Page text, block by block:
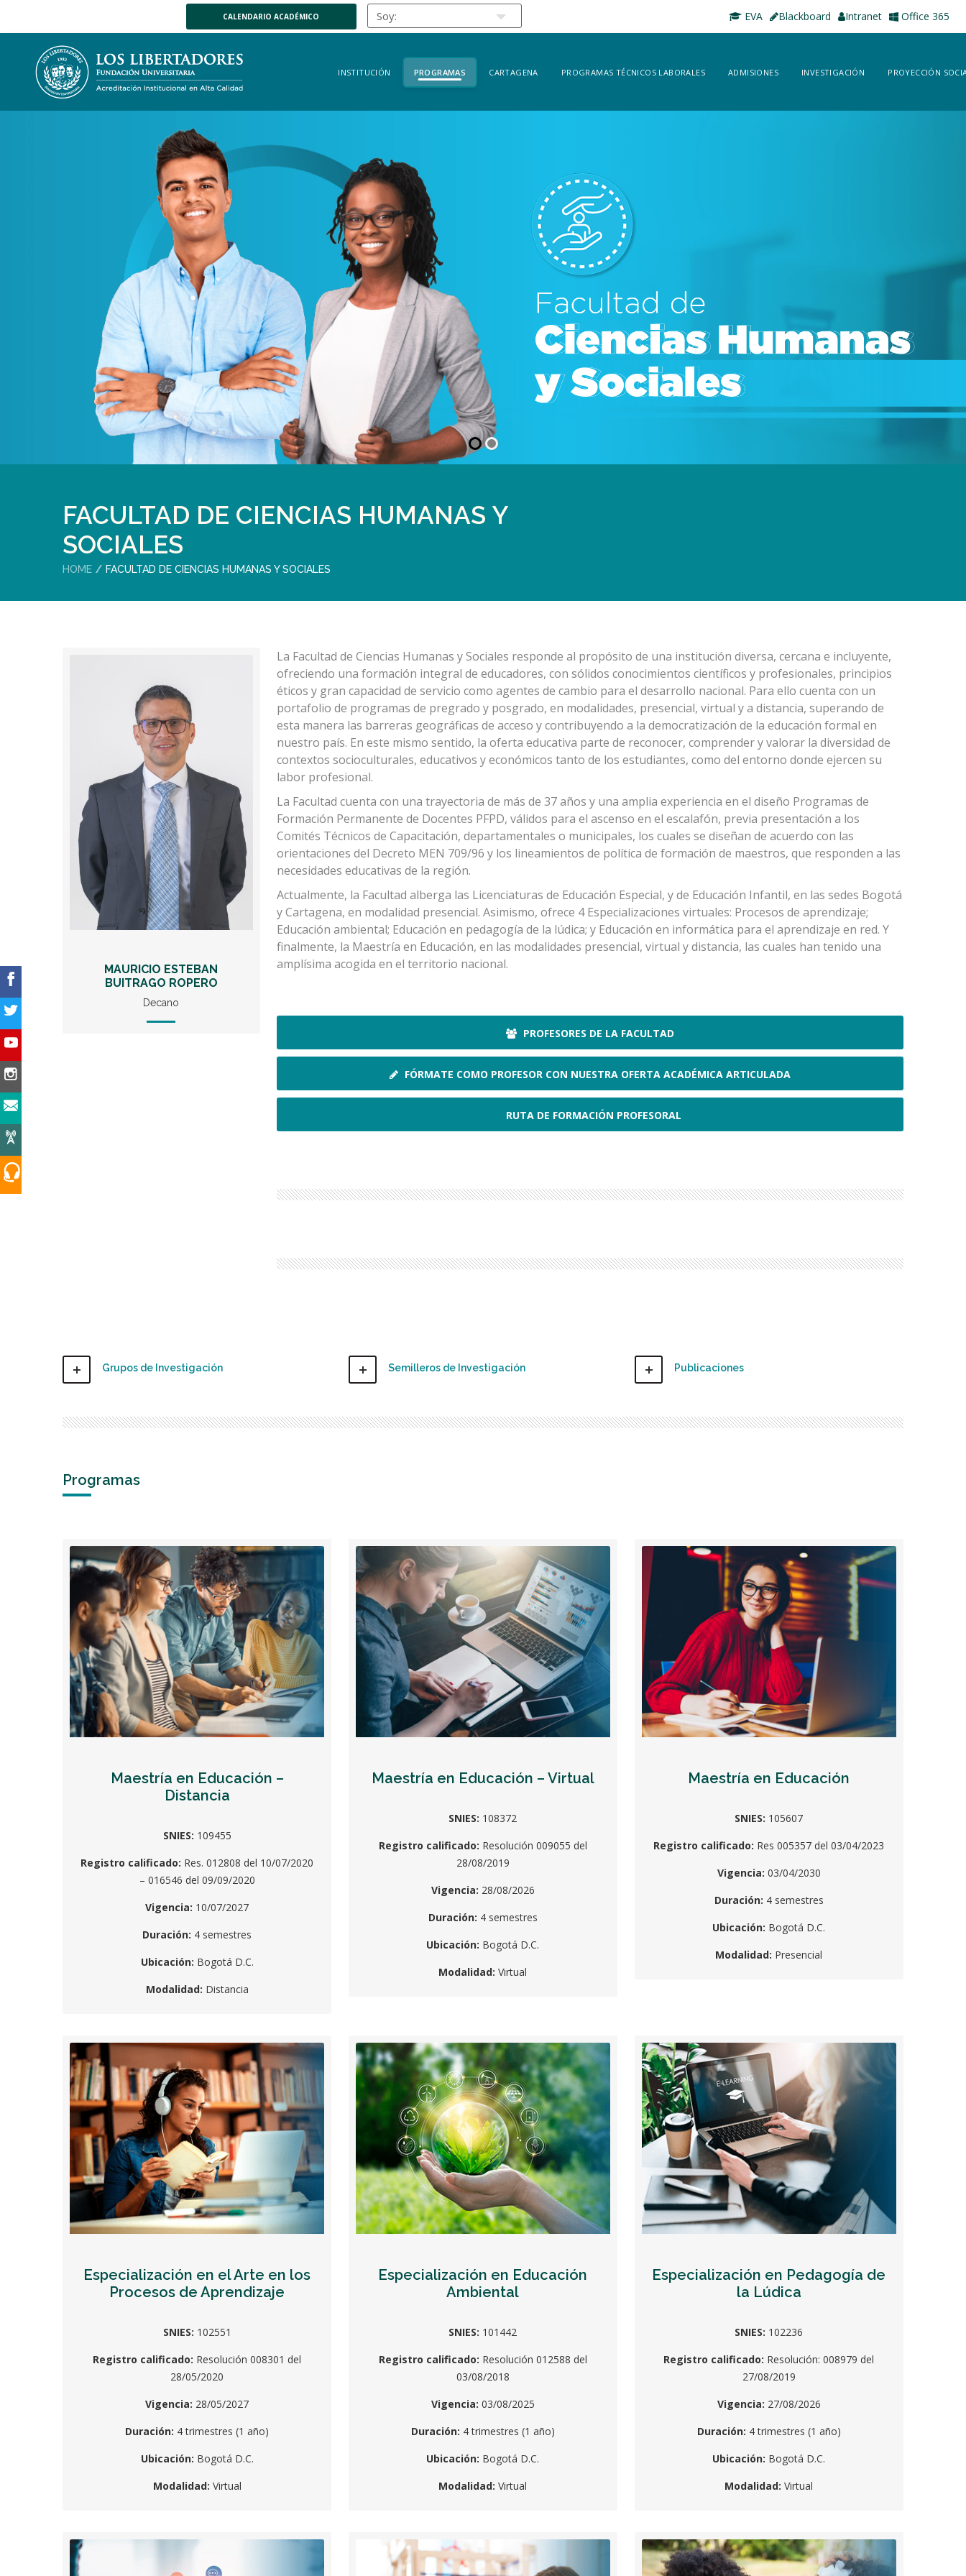
CALENDARIO ACADÉMICO EVA Blackboard Intranet Office 365
INSTITUCIÓN PROGRAMAS CARTAGENA PROGRAMAS TÉCNICOS LABORALES ADMISIONES INVESTIGACIÓN PROYECCIÓN
FACULTAD DE CIENCIAS HUMANAS Y
SOCIALES
HOME FACULTAD DE CIENCIAS HUMANAS Y SOCIALES
MAURICIO ESTEBAN
BUITRAGO ROPERO
Decano
La Facultad de Ciencias Humanas y Sociales responde al propósito de una institución diversa, cercana e incluyente,
ofreciendo una formación integral de educadores, con sólidos conocimientos científicos y profesionales, principios
éticos y gran capacidad de servicio como agentes de cambio para el desarrollo nacional. Para ello cuenta con un
portafolio de programas de pregrado y posgrado, en modalidades, presencial, virtual y a distancia, superando de
esta manera las barreras geográficas de acceso y contribuyendo a la democratización de la educación formal en
nuestro país. En este mismo sentido, la oferta educativa parte de reconocer, comprender y valorar la diversidad de
contextos socioculturales, educativos y económicos tanto de los estudiantes, como del entorno donde ejercen su
labor profesional.
La Facultad cuenta con una trayectoria de más de 37 años y una amplia experiencia en el diseño Programas de
Formación Permanente de Docentes PFPD, válidos para el ascenso en el escalafón, previa presentación a los
Comités Técnicos de Capacitación, departamentales o municipales, los cuales se diseñan de acuerdo con las
orientaciones del Decreto MEN 709/96 y los lineamientos de política de formación de maestros, que responden a las
necesidades educativas de la región.
Actualmente, la Facultad alberga las Licenciaturas de Educación Especial, y de Educación Infantil, en las sedes Bogotá
y Cartagena, en modalidad presencial. Asimismo, ofrece 4 Especializaciones virtuales: Procesos de aprendizaje;
Educación ambiental; Educación en pedagogía de la lúdica; y Educación en informática para el aprendizaje en red. Y
finalmente, la Maestría en Educación, en las modalidades presencial, virtual y distancia, las cuales han tenido una
amplísima acogida en el territorio nacional.
PROFESORES DE LA FACULTAD
FÓRMATE COMO PROFESOR CON NUESTRA OFERTA ACADÉMICA ARTICULADA
RUTA DE FORMACIÓN PROFESORAL
Grupos de Investigación Semilleros de Investigación Publicaciones
Programas
Maestría en Educación –
Distancia
SNIES: 109455
Registro calificado: Res. 012808 del 10/07/2020
– 016546 del 09/09/2020
Vigencia: 10/07/2027
Duración: 4 semestres
Ubicación: Bogotá D.C.
Modalidad: Distancia
Maestría en Educación – Virtual
SNIES: 108372
Registro calificado: Resolución 009055 del
28/08/2019
Vigencia: 28/08/2026
Duración: 4 semestres
Ubicación: Bogotá D.C.
Modalidad: Virtual
Maestría en Educación
SNIES: 105607
Registro calificado: Res 005357 del 03/04/2023
Vigencia: 03/04/2030
Duración: 4 semestres
Ubicación: Bogotá D.C.
Modalidad: Presencial
Especialización en el Arte en los
Procesos de Aprendizaje
SNIES: 102551
Registro calificado: Resolución 008301 del
28/05/2020
Vigencia: 28/05/2027
Duración: 4 trimestres (1 año)
Ubicación: Bogotá D.C.
Modalidad: Virtual
Especialización en Educación
Ambiental
SNIES: 101442
Registro calificado: Resolución 012588 del
03/08/2018
Vigencia: 03/08/2025
Duración: 4 trimestres (1 año)
Ubicación: Bogotá D.C.
Modalidad: Virtual
Especialización en Pedagogía de
la Lúdica
SNIES: 102236
Registro calificado: Resolución: 008979 del
27/08/2019
Vigencia: 27/08/2026
Duración: 4 trimestres (1 año)
Ubicación: Bogotá D.C.
Modalidad: Virtual